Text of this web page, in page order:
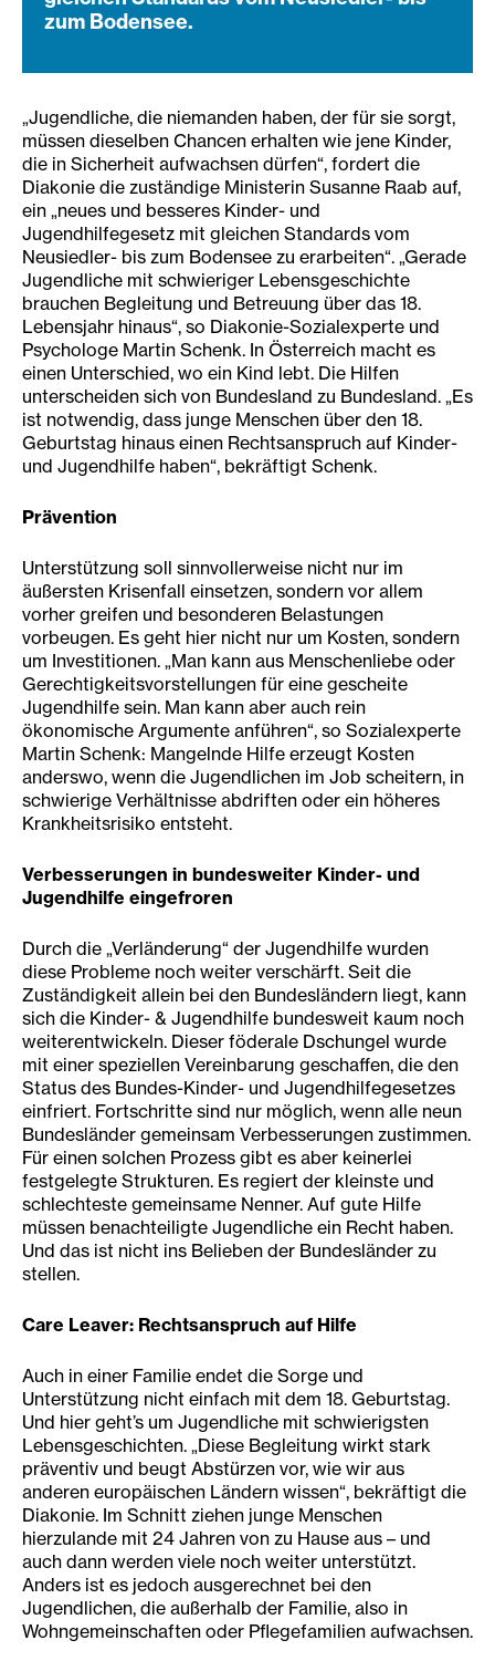
zum Bodensee.
„Jugendliche, die niemanden haben, der für sie sorgt,
müssen dieselben Chancen erhalten wie jene Kinder,
die in Sicherheit aufwachsen dürfen“, fordert die
Diakonie die zuständige Ministerin Susanne Raab auf,
ein „neues und besseres Kinder- und
Jugendhilfegesetz mit gleichen Standards vom
Neusiedler- bis zum Bodensee zu erarbeiten“. „Gerade
Jugendliche mit schwieriger Lebensgeschichte
brauchen Begleitung und Betreuung über das 18.
Lebensjahr hinaus“, so Diakonie-Sozialexperte und
Psychologe Martin Schenk. In Österreich macht es
einen Unterschied, wo ein Kind lebt. Die Hilfen
unterscheiden sich von Bundesland zu Bundesland. „Es
ist notwendig, dass junge Menschen über den 18.
Geburtstag hinaus einen Rechtsanspruch auf Kinder-
und Jugendhilfe haben“, bekräftigt Schenk.
Prävention
Unterstützung soll sinnvollerweise nicht nur im
äußersten Krisenfall einsetzen, sondern vor allem
vorher greifen und besonderen Belastungen
vorbeugen. Es geht hier nicht nur um Kosten, sondern
um Investitionen. „Man kann aus Menschenliebe oder
Gerechtigkeitsvorstellungen für eine gescheite
Jugendhilfe sein. Man kann aber auch rein
ökonomische Argumente anführen“, so Sozialexperte
Martin Schenk: Mangelnde Hilfe erzeugt Kosten
anderswo, wenn die Jugendlichen im Job scheitern, in
schwierige Verhältnisse abdriften oder ein höheres
Krankheitsrisiko entsteht.
Verbesserungen in bundesweiter Kinder- und
Jugendhilfe eingefroren
Durch die „Verländerung“ der Jugendhilfe wurden
diese Probleme noch weiter verschärft. Seit die
Zuständigkeit allein bei den Bundesländern liegt, kann
sich die Kinder- & Jugendhilfe bundesweit kaum noch
weiterentwickeln. Dieser föderale Dschungel wurde
mit einer speziellen Vereinbarung geschaffen, die den
Status des Bundes-Kinder- und Jugendhilfegesetzes
einfriert. Fortschritte sind nur möglich, wenn alle neun
Bundesländer gemeinsam Verbesserungen zustimmen.
Für einen solchen Prozess gibt es aber keinerlei
festgelegte Strukturen. Es regiert der kleinste und
schlechteste gemeinsame Nenner. Auf gute Hilfe
müssen benachteiligte Jugendliche ein Recht haben.
Und das ist nicht ins Belieben der Bundesländer zu
stellen.
Care Leaver: Rechtsanspruch auf Hilfe
Auch in einer Familie endet die Sorge und
Unterstützung nicht einfach mit dem 18. Geburtstag.
Und hier geht’s um Jugendliche mit schwierigsten
Lebensgeschichten. „Diese Begleitung wirkt stark
präventiv und beugt Abstürzen vor, wie wir aus
anderen europäischen Ländern wissen“, bekräftigt die
Diakonie. Im Schnitt ziehen junge Menschen
hierzulande mit 24 Jahren von zu Hause aus – und
auch dann werden viele noch weiter unterstützt.
Anders ist es jedoch ausgerechnet bei den
Jugendlichen, die außerhalb der Familie, also in
Wohngemeinschaften oder Pflegefamilien aufwachsen.